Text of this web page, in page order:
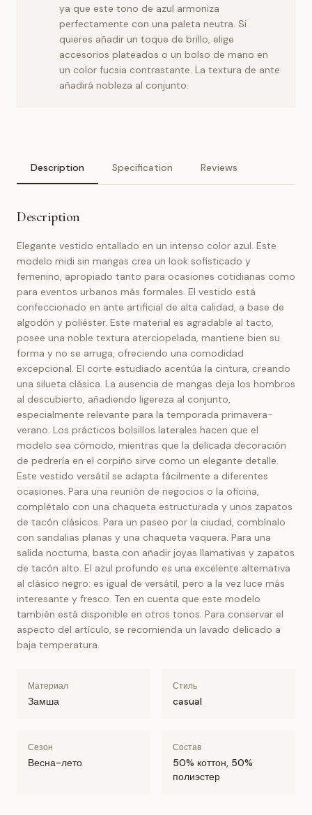
ya que este tono de azul armoniza
perfectamente con una paleta neutra. Si
quieres añadir un toque de brillo, elige
accesorios plateados o un bolso de mano en
un color fucsia contrastante. La textura de ante
añadirá nobleza al conjunto.
Description Specification Reviews
Description
Elegante vestido entallado en un intenso color azul. Este
modelo midi sin mangas crea un look sofisticado y
femenino, apropiado tanto para ocasiones cotidianas como
para eventos urbanos más formales. El vestido está
confeccionado en ante artificial de alta calidad, a base de
algodón y poliéster. Este material es agradable al tacto,
posee una noble textura aterciopelada, mantiene bien su
forma y no se arruga, ofreciendo una comodidad
excepcional. El corte estudiado acentúa la cintura, creando
una silueta clásica. La ausencia de mangas deja los hombros
al descubierto, añadiendo ligereza al conjunto,
especialmente relevante para la temporada primavera-
verano. Los prácticos bolsillos laterales hacen que el
modelo sea cómodo, mientras que la delicada decoración
de pedrería en el corpiño sirve como un elegante detalle.
Este vestido versátil se adapta fácilmente a diferentes
ocasiones. Para una reunión de negocios o la oficina,
complétalo con una chaqueta estructurada y unos zapatos
de tacón clásicos. Para un paseo por la ciudad, combínalo
con sandalias planas y una chaqueta vaquera. Para una
salida nocturna, basta con añadir joyas llamativas y zapatos
de tacón alto. El azul profundo es una excelente alternativa
al clásico negro: es igual de versátil, pero a la vez luce más
interesante y fresco. Ten en cuenta que este modelo
también está disponible en otros tonos. Para conservar el
aspecto del artículo, se recomienda un lavado delicado a
baja temperatura.
Материал
Замша
Стиль
casual
Сезон
Весна-лето
Состав
50% коттон, 50%
полиэстер